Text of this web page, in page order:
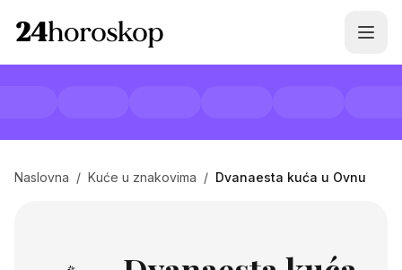
Naslovna / Kuće u znakovima / Dvanaesta kuća u Ovnu